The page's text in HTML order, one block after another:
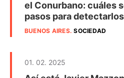
el Conurbano: cuáles
pasos para detectarlos
BUENOS AIRES.SOCIEDAD
01. 02. 2025